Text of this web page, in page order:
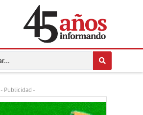
- Publicidad -